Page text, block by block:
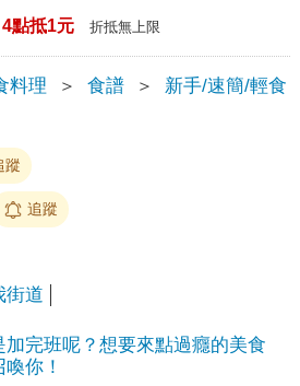
點抵1元 折抵無上限
料理 ＞ 食譜 ＞ 新手/速簡/輕食
蹤
追蹤
街道
完班呢？想要來點過癮的美食
你！